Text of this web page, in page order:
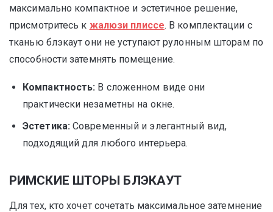
максимально компактное и эстетичное решение,
присмотритесь к жалюзи плиссе. В комплектации с
тканью блэкаут они не уступают рулонным шторам по
способности затемнять помещение.
Компактность: В сложенном виде они
практически незаметны на окне.
Эстетика:Современный и элегантный вид,
подходящий для любого интерьера.
РИМСКИЕ ШТОРЫ БЛЭКАУТ
Для тех, кто хочет сочетать максимальное затемнение